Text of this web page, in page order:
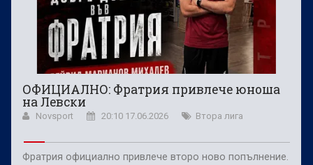
ОФИЦИАЛНО: Фратрия привлече юноша
на Левски
Novsport 20:10 17.06.2026 Втора лига
Фратрия официално привлече второ ново попълнение.